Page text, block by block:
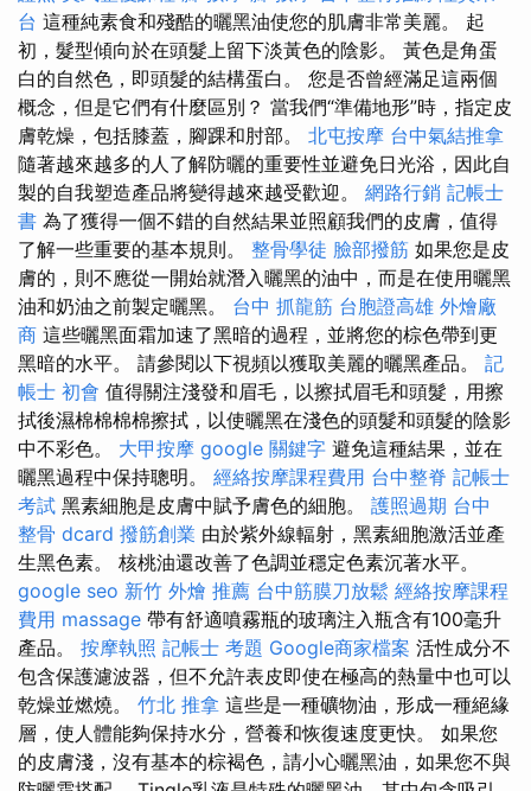
台 這種純素食和殘酷的曬黑油使您的肌膚非常美麗。 起
初，髮型傾向於在頭髮上留下淡黃色的陰影。 黃色是角蛋
白的自然色，即頭髮的結構蛋白。 您是否曾經滿足這兩個
概念，但是它們有什麼區別？ 當我們“準備地形”時，指定皮
膚乾燥，包括膝蓋，腳踝和肘部。 北屯按摩 台中氣結推拿
隨著越來越多的人了解防曬的重要性並避免日光浴，因此自
製的自我塑造產品將變得越來越受歡迎。 網路行銷 記帳士
書 為了獲得一個不錯的自然結果並照顧我們的皮膚，值得
了解一些重要的基本規則。 整骨學徒 臉部撥筋 如果您是皮
膚的，則不應從一開始就潛入曬黑的油中，而是在使用曬黑
油和奶油之前製定曬黑。 台中 抓龍筋 台胞證高雄 外燴廠
商 這些曬黑面霜加速了黑暗的過程，並將您的棕色帶到更
黑暗的水平。 請參閱以下視頻以獲取美麗的曬黑產品。 記
帳士 初會 值得關注淺發和眉毛，以擦拭眉毛和頭髮，用擦
拭後濕棉棉棉棉擦拭，以使曬黑在淺色的頭髮和頭髮的陰影
中不彩色。 大甲按摩 google 關鍵字 避免這種結果，並在
曬黑過程中保持聰明。 經絡按摩課程費用 台中整脊 記帳士
考試 黑素細胞是皮膚中賦予膚色的細胞。 護照過期 台中
整骨 dcard 撥筋創業 由於紫外線輻射，黑素細胞激活並產
生黑色素。 核桃油還改善了色調並穩定色素沉著水平。
google seo 新竹 外燴 推薦 台中筋膜刀放鬆 經絡按摩課程
費用 massage 帶有舒適噴霧瓶的玻璃注入瓶含有100毫升
產品。 按摩執照 記帳士 考題 Google商家檔案 活性成分不
包含保護濾波器，但不允許表皮即使在極高的熱量中也可以
乾燥並燃燒。 竹北 推拿 這些是一種礦物油，形成一種絕緣
層，使人體能夠保持水分，營養和恢復速度更快。 如果您
的皮膚淺，沒有基本的棕褐色，請小心曬黑油，如果您不與